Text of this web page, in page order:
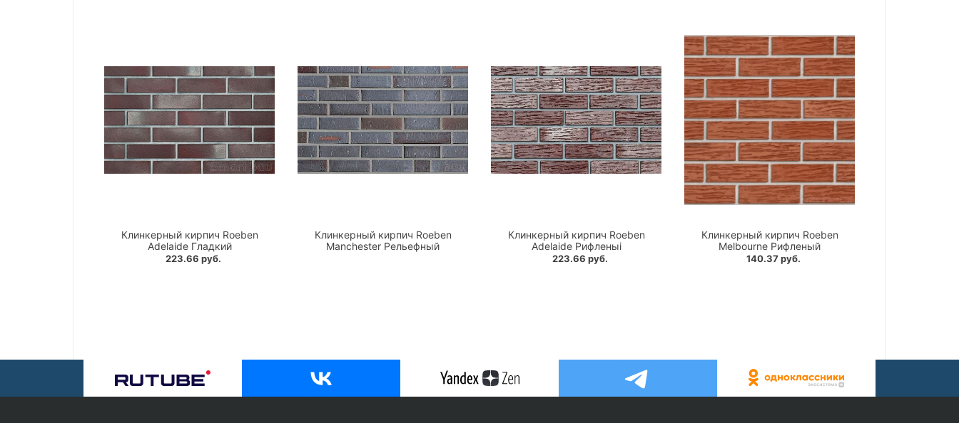
Клинкерный кирпич Roeben
Adelaide Гладкий
223.66 руб.
Клинкерный кирпич Roeben
Manchester Рельефный
Клинкерный кирпич Roeben
Adelaide Рифленыi
223.66 руб.
Клинкерный кирпич Roeben
Melbourne Рифленый
140.37 руб.